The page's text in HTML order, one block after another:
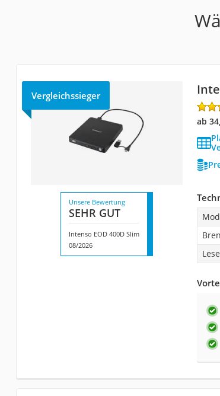
Vergleichssieger
ab
Unsere Bewertung
SEHR GUT
Intenso EOD 400D Slim
08/2026